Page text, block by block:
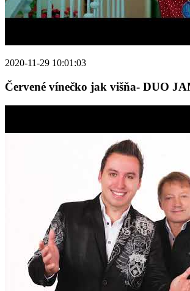
2020-11-29 10:01:03
Červené vínečko jak višňa- DUO